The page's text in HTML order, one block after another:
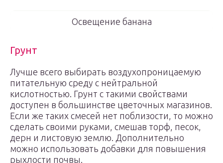
Освещение банана
Грунт
Лучше всего выбирать воздухопроницаемую
питательную среду с нейтральной
кислотностью. Грунт с такими свойствами
доступен в большинстве цветочных магазинов.
Если же таких смесей нет поблизости, то можно
сделать своими руками, смешав торф, песок,
дерн и листовую землю. Дополнительно
можно использовать добавки для повышения
рыхлости почвы.